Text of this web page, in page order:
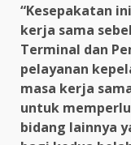
“Kesepakatan
kerja sama
Terminal dan
pelayanan
masa kerja
untuk
bidang lainnya